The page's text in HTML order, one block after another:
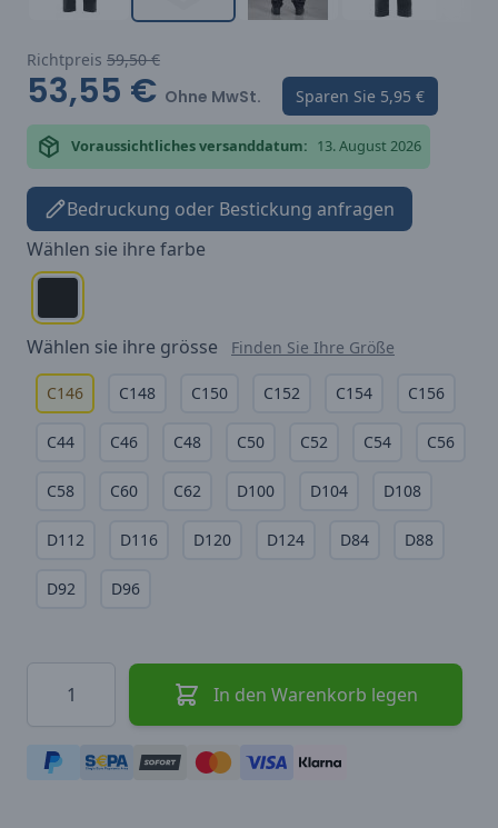
Richtpreis 59,50 €
53,55 € Ohne MwSt. Sparen Sie 5,95 €
Voraussichtliches versanddatum: 13. August 2026
Bedruckung oder Bestickung anfragen
Wählen sie ihre farbe
Wählen sie ihre grösse Finden Sie Ihre Größe
C146 C148 C150 C152 C154 C156
C44 C46 C48 C50 C52 C54 C56
C58 C60 C62 D100 D104 D108
D112 D116 D120 D124 D84 D88
D92 D96
In den Warenkorb legen